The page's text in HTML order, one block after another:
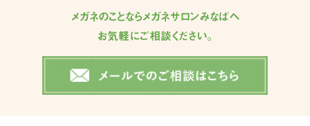
メガネのことならメガネサロンみなばへ
お気軽にご相談ください。